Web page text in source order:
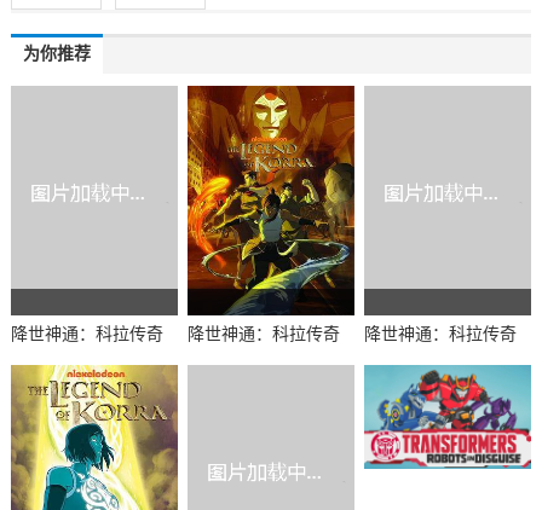
为你推荐
降世神通：科拉传奇
第三季
降世神通：科拉传奇
第一季
降世神通：科拉传奇
第二季